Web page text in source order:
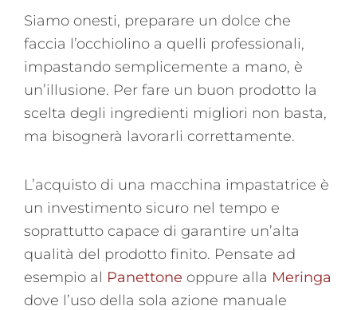
Siamo onesti, preparare un dolce che
faccia l’occhiolino a quelli professionali,
impastando semplicemente a mano, è
un’illusione. Per fare un buon prodotto la
scelta degli ingredienti migliori non basta,
ma bisognerà lavorarli correttamente.
L’acquisto di una macchina impastatrice è
un investimento sicuro nel tempo e
soprattutto capace di garantire un’alta
qualità del prodotto finito. Pensate ad
esempio al Panettone oppure alla Meringa
dove l’uso della sola azione manuale